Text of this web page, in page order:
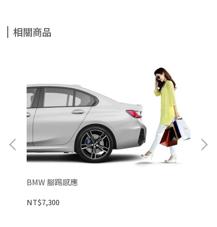
相關商品
BMW 腳踢感應
NT$7,300